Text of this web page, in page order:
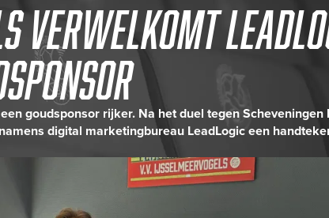
verwelkomt
goudsponsor rijker. Na het duel tegen Scheveningen
digital marketingbureau LeadLogic een